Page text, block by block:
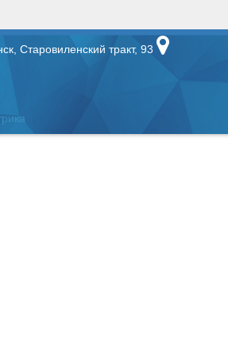
Старовиленский тракт, 93